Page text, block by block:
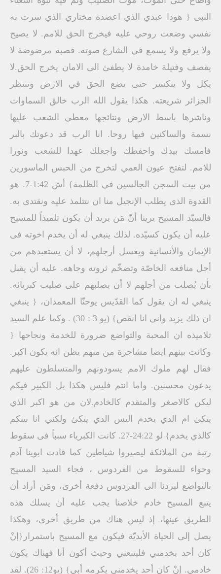
النبى { هوذا عبدي الذي اعضده مختاري الذي سرت به
نفسي وضعت روحي عليه فيخرج الحق للامم. لا يصيح
ولا يرفع ولا يسمع في الشارع صوته. قصبة مرضوضة لا
يقصف وفتيلة خامدة لا يطفئ الى الامان يخرج الحق.لا
يكل ولا ينكسر حتى يضع الحق في الارض وتنتظر
الجزائر شريعته. هكذا يقول الله الرب خالق السماوات
وناشرها باسط الارض ونتائجها معطي الشعب عليها
نسمة والساكنين فيها روحا. انا الرب قد دعوتك بالبر
فامسك بيدك واحفظك واجعلك عهدا للشعب ونورا
للامم. لتفتح عيون العمي لتخرج من الحبس الماسورين
من بيت السجن الجالسين في الظلمة} أش 1:42-7. هو
القدوة الذى يطلب الإنجيل منا ان نتتلمذ عليه ونقتدى به.
فالسيّد المسيح يرينا أنّ مَن يريد أن يكون تلميذاً للمسيح
عليه أن يكون كسيّده. لذلك ينبغي له أن يخدم اخوته فى
الإيمان والأنسانية ويغسل أرجلهم، لا أن يستعبدهم من
أجل منافعه الخاصّة وتضخّم ثروته وجاهه. عليه أن يقبل
بأن يُصلب من أجلهم لا أن يصلبهم على صليب كبريائه.
ينبغي له ان يقول كما القدّيس يوحنّا المعمدان، { ينبغي
ان ذلك يزيد واني انا انقص} (يو 3 : 30) . وكما علم السيد
تلاميذه ان المحبة والتواضع ضرورة للخدمة ونجاحها {
وكانت بينهم ايضا مشاجرة من منهم يظن انه يكون اكبر.
فقال لهم ملوك الامم يسودونهم والمتسلطون عليهم
يدعون محسنين. واما انتم فليس هكذا بل الكبير فيكم
ليكن كالاصغر والمتقدم كالخادم.لان من هو اكبر الذي
يتكئ ام الذي يخدم اليس الذي يتكئ ولكني انا بينكم
كالذي يخدم} لو 24:22-27. كانت الكبرياء سبباً فى سقوط
رتبة من الملائكة ليصيروا شياطين كما قادت ابوينا آدم
وحواء للسقوط من الفردوس ، فجاء السيد المسيح
بالتواضع ليردنا الى الفردوس دفعة أخرى، ومَن أراد أن
يتبع المسيح خادم خلاصنا يجب عليه أن يسلك هذه
الطريق عينها، إذ ليس هناك من طريق أخرى، وهكذا
يصل إلى الحياة الأبديّة فيكون مع المسيح باستمرار{إنْ
كان أحد يخدمني فليتبعني وحيث أكون أنا فهناك يكون
خادمي. إنْ كان أحد يخدمني يكرمه أبي} (يو12: 26). لقد